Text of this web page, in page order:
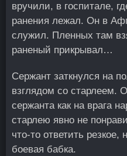
вручили, в госпитале,
ранения лежал. Он в
служил. Пленных там
раненый прикрывал…
Сержант заткнулся на
взглядом со старлеем.
сержанта как на врага
старлею явно не
что-то ответить
боевая бабка.